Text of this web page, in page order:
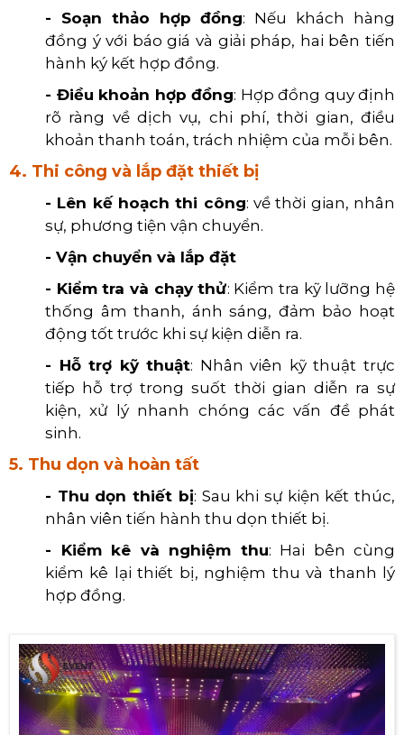
- Soạn thảo hợp đồng: Nếu khách hàng
đồng ý với báo giá và giải pháp, hai bên tiến
hành ký kết hợp đồng.
- Điều khoản hợp đồng: Hợp đồng quy định
rõ ràng về dịch vụ, chi phí, thời gian, điều
khoản thanh toán, trách nhiệm của mỗi bên.
4. Thi công và lắp đặt thiết bị
- Lên kế hoạch thi công: về thời gian, nhân
sự, phương tiện vận chuyển.
- Vận chuyển và lắp đặt
- Kiểm tra và chạy thử: Kiểm tra kỹ lưỡng hệ
thống âm thanh, ánh sáng, đảm bảo hoạt
động tốt trước khi sự kiện diễn ra.
- Hỗ trợ kỹ thuật: Nhân viên kỹ thuật trực
tiếp hỗ trợ trong suốt thời gian diễn ra sự
kiện, xử lý nhanh chóng các vấn đề phát
sinh.
5. Thu dọn và hoàn tất
- Thu dọn thiết bị: Sau khi sự kiện kết thúc,
nhân viên tiến hành thu dọn thiết bị.
- Kiểm kê và nghiệm thu: Hai bên cùng
kiểm kê lại thiết bị, nghiệm thu và thanh lý
hợp đồng.